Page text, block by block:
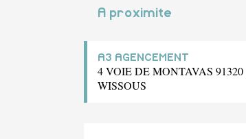
A proximite
A3 AGENCEMENT
4 VOIE DE MONTAVAS 91320
WISSOUS